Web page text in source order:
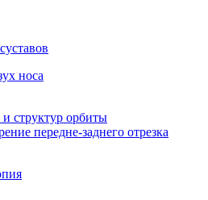
носа
структур орбиты
передне-заднего отрезка